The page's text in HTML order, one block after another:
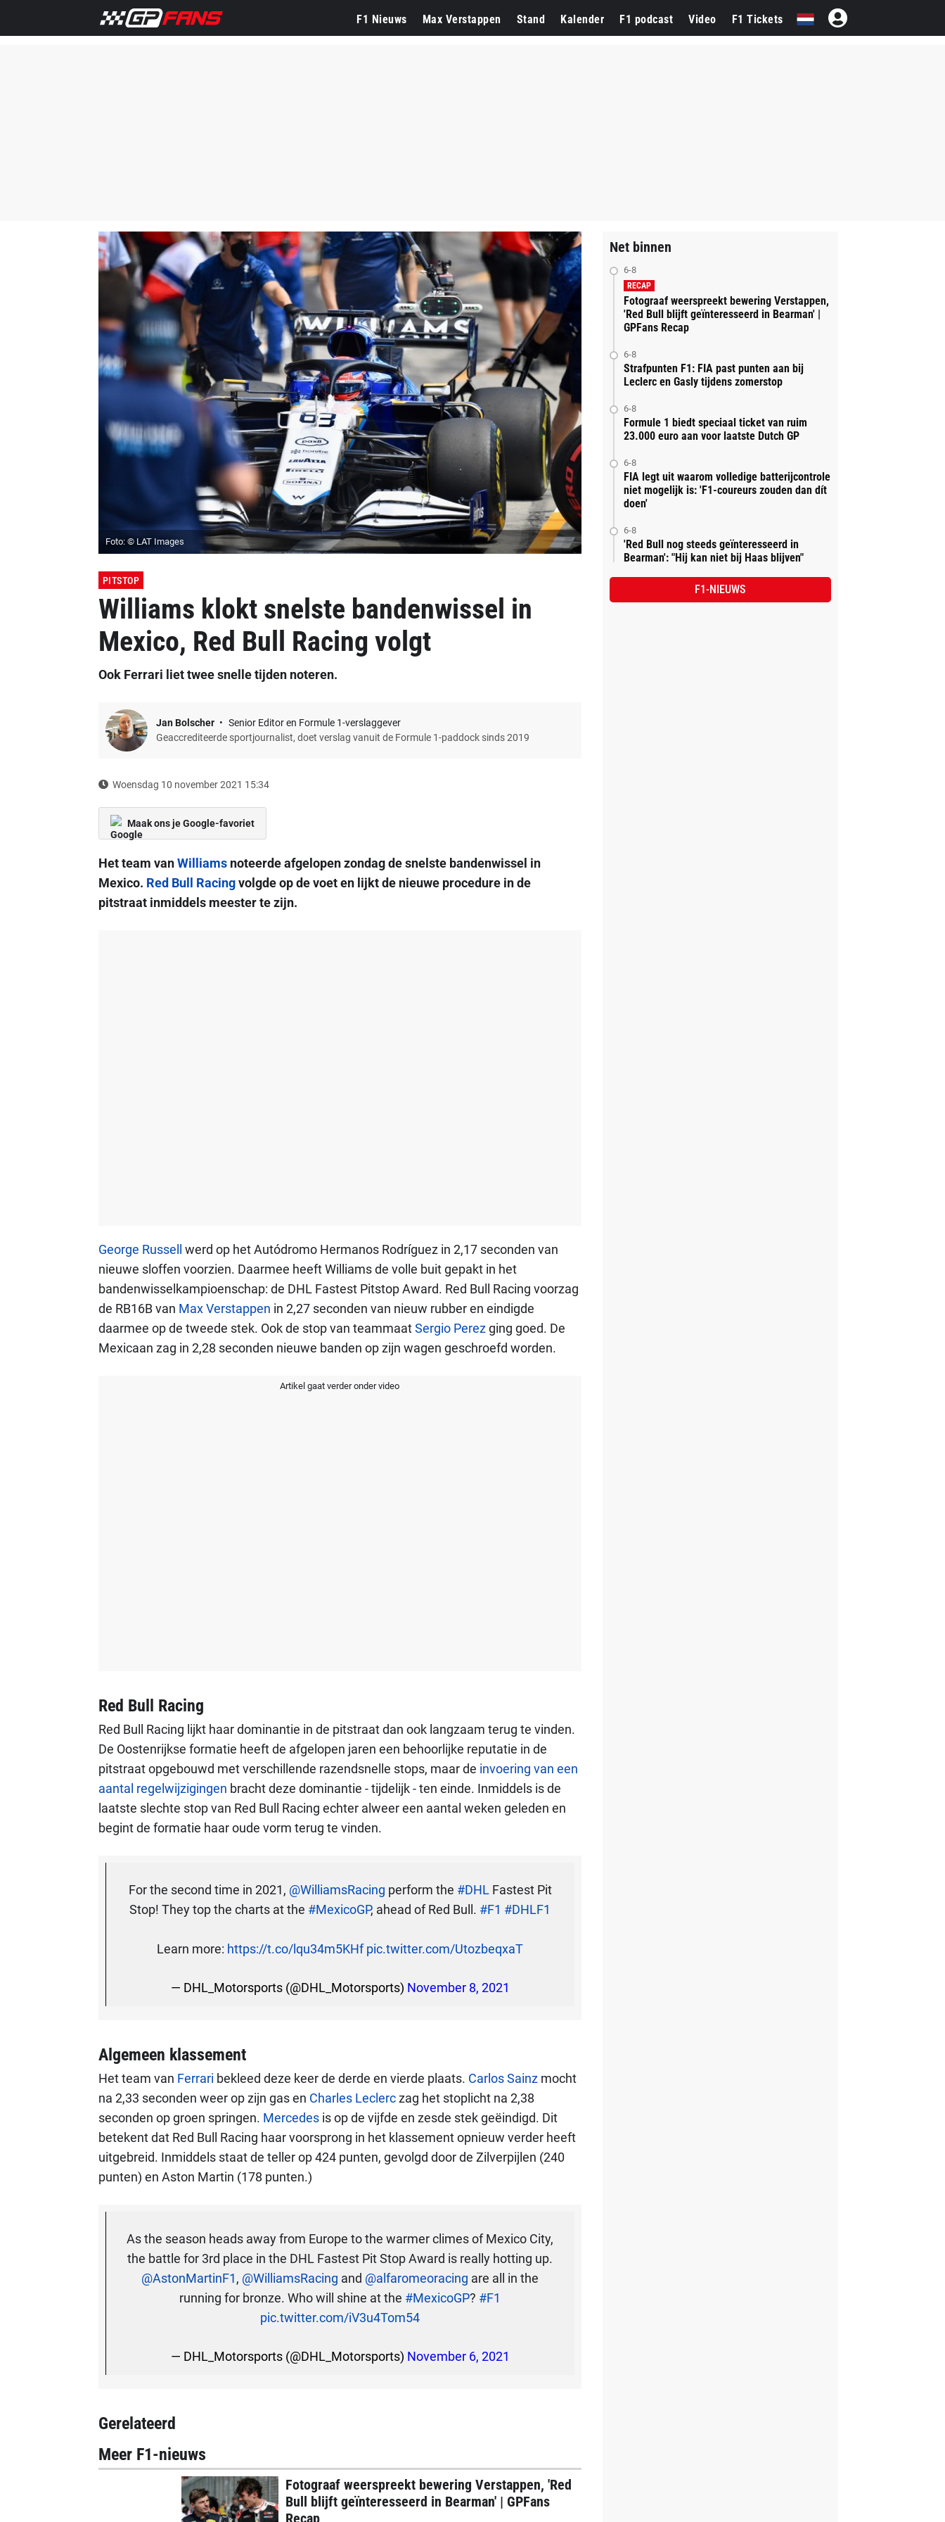
F1 Nieuws Max Verstappen Stand Kalender F1 podcast Video F1 Tickets
Foto: © LAT Images
PITSTOP
Williams klokt snelste bandenwissel in
Mexico, Red Bull Racing volgt
Ook Ferrari liet twee snelle tijden noteren.
Jan Bolscher
Senior Editor en Formule 1-verslaggever
Geaccrediteerde sportjournalist, doet verslag vanuit de Formule 1-paddock sinds 2019
Woensdag 10 november 2021 15:34
Maak ons je Google-favoriet
Het team vanWilliamsnoteerde afgelopen zondag de snelste bandenwissel in
Mexico. Red Bull Racingvolgde op de voet en lijkt de nieuwe procedure in de
pitstraat inmiddels meester te zijn.
George Russell
werd op het Autódromo Hermanos Rodríguez in 2,17 seconden van
nieuwe sloffen voorzien. Daarmee heeft Williams de volle buit gepakt in het
bandenwisselkampioenschap: de DHL Fastest Pitstop Award. Red Bull Racing voorzag
de RB16B van Max Verstappen in 2,27 seconden van nieuw rubber en eindigde
daarmee op de tweede stek. Ook de stop van teammaatSergio Perezging goed. De
Mexicaan zag in 2,28 seconden nieuwe banden op zijn wagen geschroefd worden.
Artikel gaat verder onder video
Red Bull Racing
Red Bull Racing lijkt haar dominantie in de pitstraat dan ook langzaam terug te vinden.
De Oostenrijkse formatie heeft de afgelopen jaren een behoorlijke reputatie in de
pitstraat opgebouwd met verschillende razendsnelle stops, maar de invoering van een
aantal regelwijzigingen bracht deze dominantie - tijdelijk - ten einde. Inmiddels is de
laatste slechte stop van Red Bull Racing echter alweer een aantal weken geleden en
begint de formatie haar oude vorm terug te vinden.
For the second time in 2021, @WilliamsRacing perform the #DHL Fastest Pit
Stop! They top the charts at the #MexicoGP, ahead of Red Bull. #F1 #DHLF1
Learn more: https://t.co/lqu34m5KHf pic.twitter.com/UtozbeqxaT
— DHL_Motorsports (@DHL_Motorsports) November 8, 2021
Algemeen klassement
Het team van Ferrari bekleed deze keer de derde en vierde plaats. Carlos Sainzmocht
na 2,33 seconden weer op zijn gas en Charles Leclerczag het stoplicht na 2,38
seconden op groen springen. Mercedesis op de vijfde en zesde stek geëindigd. Dit
betekent dat Red Bull Racing haar voorsprong in het klassement opnieuw verder heeft
uitgebreid. Inmiddels staat de teller op 424 punten, gevolgd door de Zilverpijlen (240
punten) en Aston Martin (178 punten.)
As the season heads away from Europe to the warmer climes of Mexico City,
the battle for 3rd place in the DHL Fastest Pit Stop Award is really hotting up.
@AstonMartinF1, @WilliamsRacing and @alfaromeoracing are all in the
running for bronze. Who will shine at the #MexicoGP? #F1
pic.twitter.com/iV3u4Tom54
— DHL_Motorsports (@DHL_Motorsports) November 6, 2021
Gerelateerd
Meer F1-nieuws
Fotograaf weerspreekt bewering Verstappen, 'Red
Bull blijft geïnteresseerd in Bearman' | GPFans
Recap
Net binnen
6-8
RECAP
Fotograaf weerspreekt bewering Verstappen,
'Red Bull blijft geïnteresseerd in Bearman' |
GPFans Recap
6-8
Strafpunten F1: FIA past punten aan bij
Leclerc en Gasly tijdens zomerstop
6-8
Formule 1 biedt speciaal ticket van ruim
23.000 euro aan voor laatste Dutch GP
6-8
FIA legt uit waarom volledige batterijcontrole
niet mogelijk is: 'F1-coureurs zouden dan dít
doen'
6-8
'Red Bull nog steeds geïnteresseerd in
Bearman': "Hij kan niet bij Haas blijven"
F1-NIEUWS